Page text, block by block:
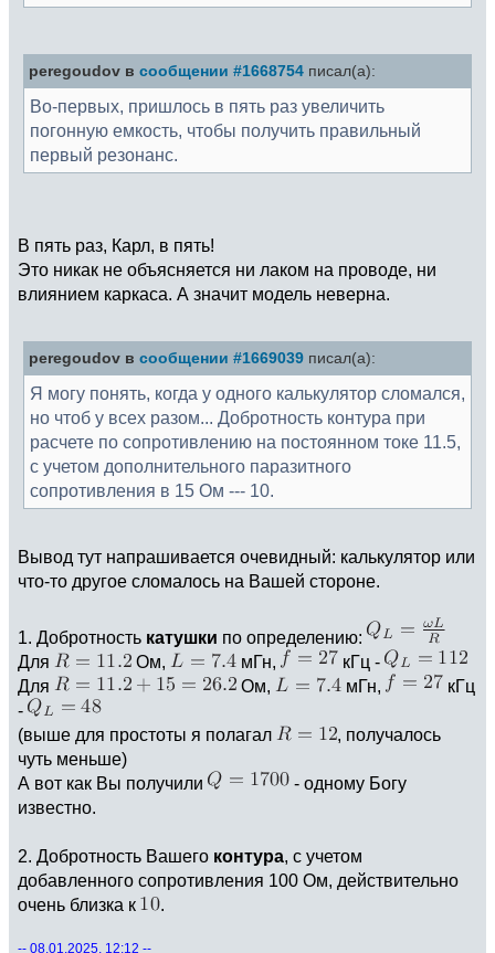
peregoudov в сообщении #1668754 писал(а):
Во-первых, пришлось в пять раз увеличить
погонную емкость, чтобы получить правильный
первый резонанс.
В пять раз, Карл, в пять!
Это никак не объясняется ни лаком на проводе, ни
влиянием каркаса. А значит модель неверна.
peregoudov в сообщении #1669039 писал(а):
Я могу понять, когда у одного калькулятор сломался,
но чтоб у всех разом... Добротность контура при
расчете по сопротивлению на постоянном токе 11.5,
с учетом дополнительного паразитного
сопротивления в 15 Ом --- 10.
Вывод тут напрашивается очевидный: калькулятор или
что-то другое сломалось на Вашей стороне.
1. Добротность катушки по определению:
Для
Ом, мГн,
кГц -
Для
Ом, мГн,
кГц
-
(выше для простоты я полагал
, получалось
чуть меньше)
А вот как Вы получили
- одному Богу
известно.
2. Добротность Вашего контура, с учетом
добавленного сопротивления 100 Ом, действительно
очень близка к
.
-- 08.01.2025, 12:12 --